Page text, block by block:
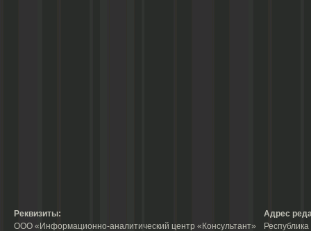
Реквизиты:
ООО «Информационно-аналитический центр «Консультант»
Адрес